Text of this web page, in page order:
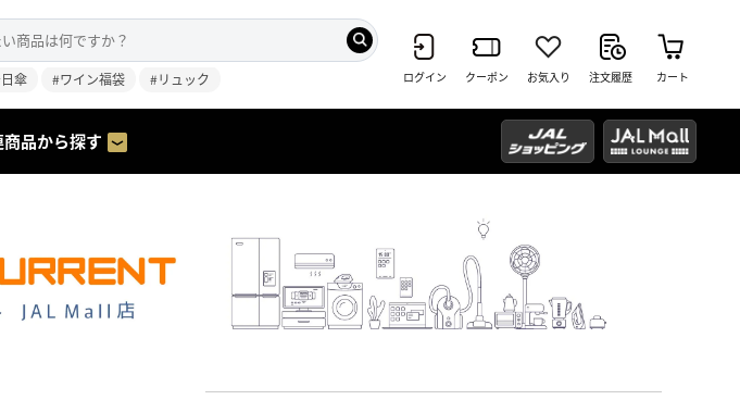
傘 #ワイン福袋 #リュック ログイン クーポン お気入り 注文履歴 カート
品から探す